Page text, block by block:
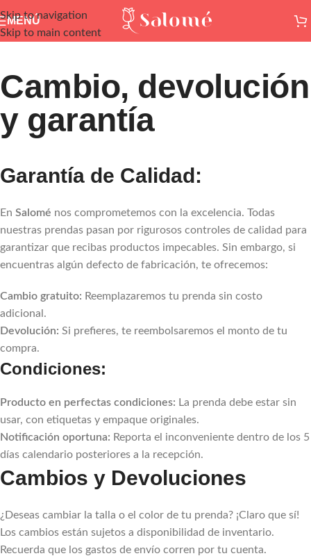
Skip to navigation
Skip to main content
MENÚ
Cambio, devolución
y garantía
Garantía de Calidad:
En Salomé nos comprometemos con la excelencia. Todas
nuestras prendas pasan por rigurosos controles de calidad para
garantizar que recibas productos impecables. Sin embargo, si
encuentras algún defecto de fabricación, te ofrecemos:
Cambio gratuito: Reemplazaremos tu prenda sin costo
adicional.
Devolución: Si prefieres, te reembolsaremos el monto de tu
compra.
Condiciones:
Producto en perfectas condiciones: La prenda debe estar sin
usar, con etiquetas y empaque originales.
Notificación oportuna: Reporta el inconveniente dentro de los 5
días calendario posteriores a la recepción.
Cambios y Devoluciones
¿Deseas cambiar la talla o el color de tu prenda? ¡Claro que sí!
Los cambios están sujetos a disponibilidad de inventario.
Recuerda que los gastos de envío corren por tu cuenta.